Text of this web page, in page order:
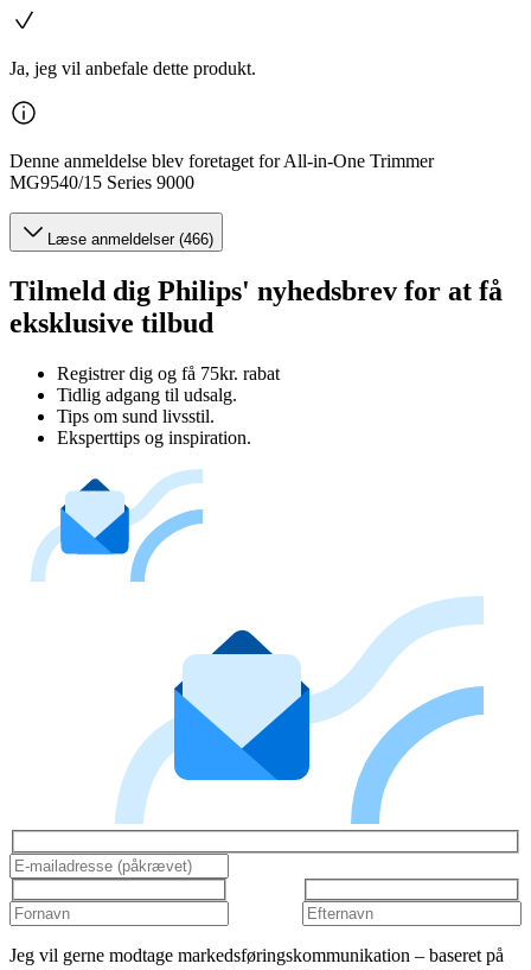
Ja, jeg vil anbefale dette produkt.
Denne anmeldelse blev foretaget for All-in-One Trimmer
MG9540/15 Series 9000
Læse anmeldelser (466)
Tilmeld dig Philips' nyhedsbrev for at få
eksklusive tilbud
Registrer dig og få 75kr. rabat
Tidlig adgang til udsalg.
Tips om sund livsstil.
Eksperttips og inspiration.
Jeg vil gerne modtage markedsføringskommunikation – baseret på